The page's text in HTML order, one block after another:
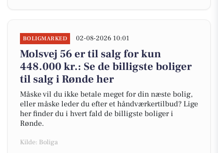
BOLIGMARKED 02-08-2026 10:01
Molsvej 56 er til salg for kun
448.000 kr.: Se de billigste boliger
til salg i Rønde her
Måske vil du ikke betale meget for din næste bolig,
eller måske leder du efter et håndværkertilbud? Lige
her finder du i hvert fald de billigste boliger i
Rønde.
Kilde: Boliga